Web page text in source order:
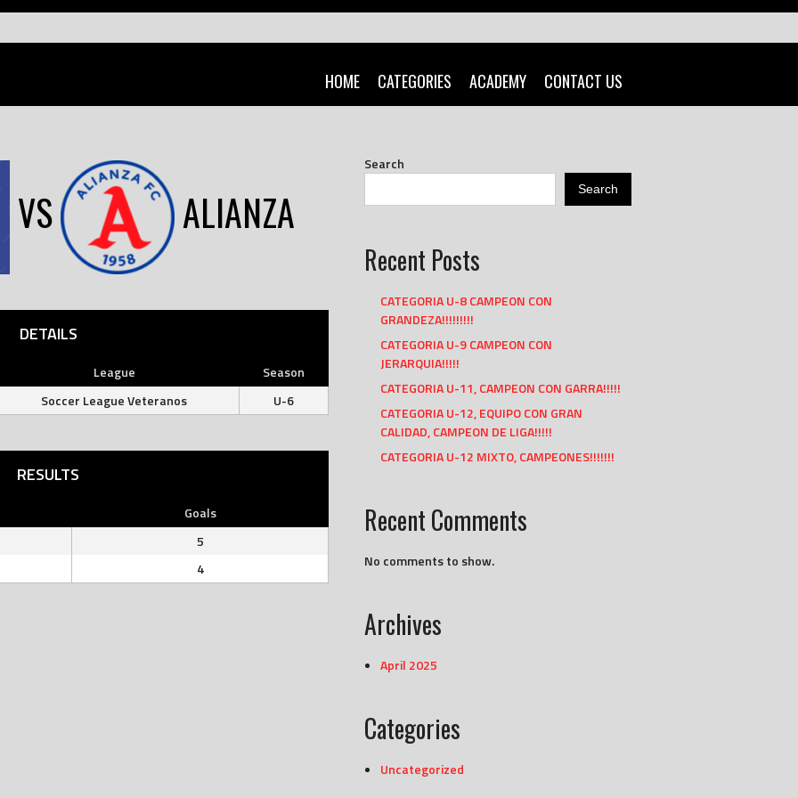
HOME CATEGORIES ACADEMY CONTACT US
VS ALIANZA
DETAILS
League
Season
Soccer League Veteranos U-6
RESULTS
Goals
5
4
Search
Search
Recent Posts
CATEGORIA U-8 CAMPEON CON
GRANDEZA!!!!!!!!!
CATEGORIA U-9 CAMPEON CON
JERARQUIA!!!!!
CATEGORIA U-11, CAMPEON CON GARRA!!!!!
CATEGORIA U-12, EQUIPO CON GRAN
CALIDAD, CAMPEON DE LIGA!!!!!
CATEGORIA U-12 MIXTO, CAMPEONES!!!!!!!
Recent Comments
No comments to show.
Archives
April 2025
Categories
Uncategorized